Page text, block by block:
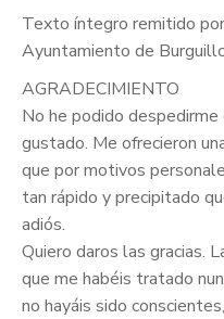
Texto íntegro remitido
Ayuntamiento de
AGRADECIMIENTO
No he podido
gustado. Me ofrecieron
que por motivos
tan rápido y precipitado
adiós.
Quiero daros las gracias.
que me habéis tratado
no hayáis sido